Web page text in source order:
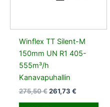
Winflex TT Silent-M
150mm UN R1 405-
555m³/h
Kanavapuhallin
275,50€ 261,73 €